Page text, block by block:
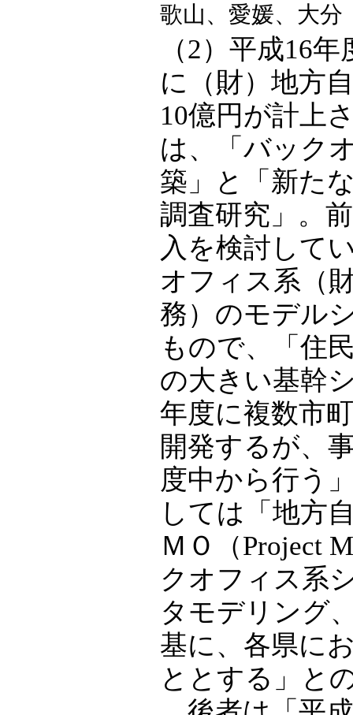
歌山、愛媛、大分
（2）平成16
に（財）地方
10億円が計上
は、「バック
築」と「新た
調査研究」。
入を検討して
オフィス系（
務）のモデル
もので、「住
の大きい基幹
年度に複数市
開発するが、
度中から行う
しては「地方
ＭＯ（Project
クオフィス系
タモデリング
基に、各県に
ととする」と